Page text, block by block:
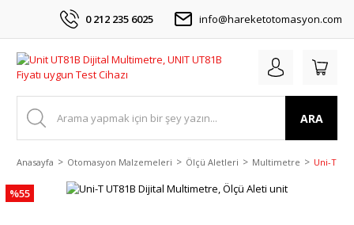
0 212 235 6025 info@hareketotomasyon.com
ARA
Anasayfa Otomasyon Malzemeleri Ölçü Aletleri Multimetre Uni-T
%55